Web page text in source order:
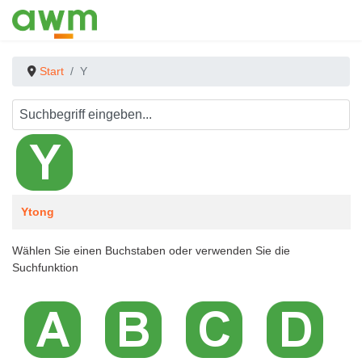
Start Y
Titel
Ytong
Wählen Sie einen Buchstaben oder verwenden Sie die
Suchfunktion